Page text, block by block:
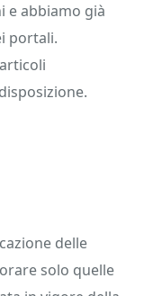
e abbiamo già
portali.
delle
solo quelle